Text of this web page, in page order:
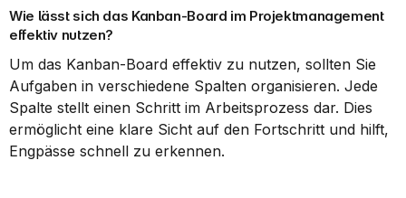
Wie lässt sich das Kanban-Board im Projektmanagement
effektiv nutzen?
Um das Kanban-Board effektiv zu nutzen, sollten Sie
Aufgaben in verschiedene Spalten organisieren. Jede
Spalte stellt einen Schritt im Arbeitsprozess dar. Dies
ermöglicht eine klare Sicht auf den Fortschritt und hilft,
Engpässe schnell zu erkennen.